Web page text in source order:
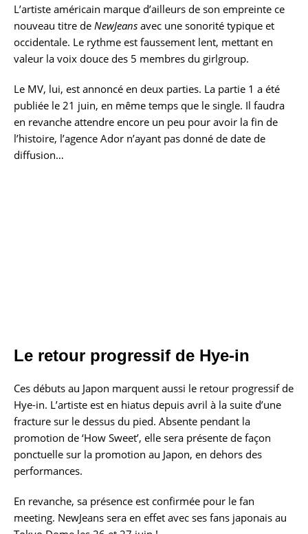
L’artiste américain marque d’ailleurs de son empreinte ce
nouveau titre de NewJeans avec une sonorité typique et
occidentale. Le rythme est faussement lent, mettant en
valeur la voix douce des 5 membres du girlgroup.
Le MV, lui, est annoncé en deux parties. La partie 1 a été
publiée le 21 juin, en même temps que le single. Il faudra
en revanche attendre encore un peu pour avoir la fin de
l’histoire, l’agence Ador n’ayant pas donné de date de
diffusion…
Le retour progressif de Hye-in
Ces débuts au Japon marquent aussi le retour progressif de
Hye-in. L’artiste est en hiatus depuis avril à la suite d’une
fracture sur le dessus du pied. Absente pendant la
promotion de ‘How Sweet’, elle sera présente de façon
ponctuelle sur la promotion au Japon, en dehors des
performances.
En revanche, sa présence est confirmée pour le fan
meeting. NewJeans sera en effet avec ses fans japonais au